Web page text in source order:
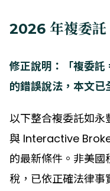
2026 年複委託
修正說明：「複委
的錯誤說法，本文已
以下整合複委託如
與 Interactive
的最新條件。非美國
稅，已依正確法律